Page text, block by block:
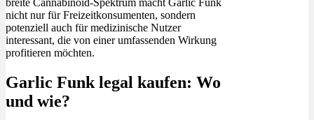
nicht nur für Freizeitkonsumenten, sondern
potenziell auch für medizinische Nutzer
interessant, die von einer umfassenden Wirkung
profitieren möchten.
Garlic Funk legal kaufen: Wo
und wie?